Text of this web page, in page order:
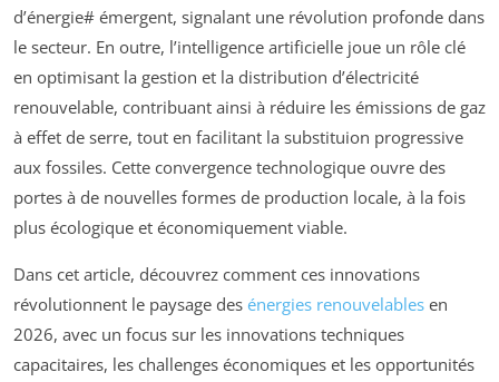
d’énergie# émergent, signalant une révolution profonde dans
le secteur. En outre, l’intelligence artificielle joue un rôle clé
en optimisant la gestion et la distribution d’électricité
renouvelable, contribuant ainsi à réduire les émissions de gaz
à effet de serre, tout en facilitant la substituion progressive
aux fossiles. Cette convergence technologique ouvre des
portes à de nouvelles formes de production locale, à la fois
plus écologique et économiquement viable.
Dans cet article, découvrez comment ces innovations
révolutionnent le paysage des énergies renouvelables en
2026, avec un focus sur les innovations techniques
capacitaires, les challenges économiques et les opportunités